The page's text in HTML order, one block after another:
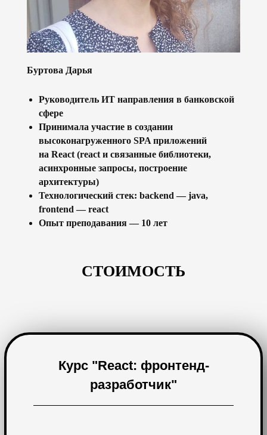
Буртова Дарья
Руководитель ИТ направления в банковской
сфере
Принимала участие в создании
высоконагруженного SPA приложений
на React (react и связанные библиотеки,
асинхронные запросы, построение
архитектуры)
Технологический стек: backend — java,
frontend — react
Опыт преподавания — 10 лет
СТОИМОСТЬ